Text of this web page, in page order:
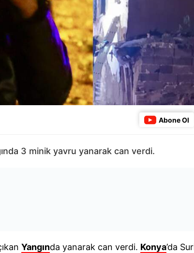
Abone Ol
3 minik yavru yanarak can verdi.
Yangında yanarak can verdi. Konya’da